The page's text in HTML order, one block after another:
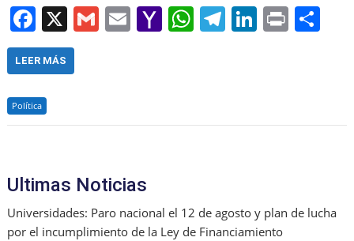
F
a
c
e
b
k
X G E Y
o
W
A
T
a
Li
dI
Pr
LEER MÁS
Política
Ultimas Noticias
Universidades: Paro nacional el 12 de agosto y plan de lucha
por el incumplimiento de la Ley de Financiamiento